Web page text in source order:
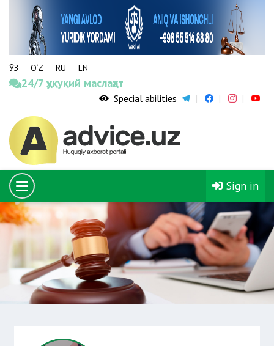
ЎЗ O‘Z RU EN
24/7 ҳуқуқий маслаҳат
Special abilities
Sign in